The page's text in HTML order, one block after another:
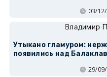
03/
Владимир
Утыкано гламуром:
появились над
29/